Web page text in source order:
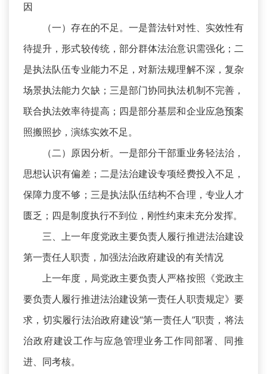
因
（一）存在的不足。一是普法针对性、实效性有
待提升，形式较传统，部分群体法治意识需强化；二
是执法队伍专业能力不足，对新法规理解不深，复杂
场景执法能力欠缺；三是部门协同执法机制不完善，
联合执法效率待提高；四是部分基层和企业应急预案
照搬照抄，演练实效不足。
（二）原因分析。一是部分干部重业务轻法治，
思想认识有偏差；二是法治建设专项经费投入不足，
保障力度不够；三是执法队伍结构不合理，专业人才
匮乏；四是制度执行不到位，刚性约束未充分发挥。
三、上一年度党政主要负责人履行推进法治建设
第一责任人职责，加强法治政府建设的有关情况
上一年度，局党政主要负责人严格按照《党政主
要负责人履行推进法治建设第一责任人职责规定》要
求，切实履行法治政府建设“第一责任人”职责，将法
治政府建设工作与应急管理业务工作同部署、同推
进、同考核。